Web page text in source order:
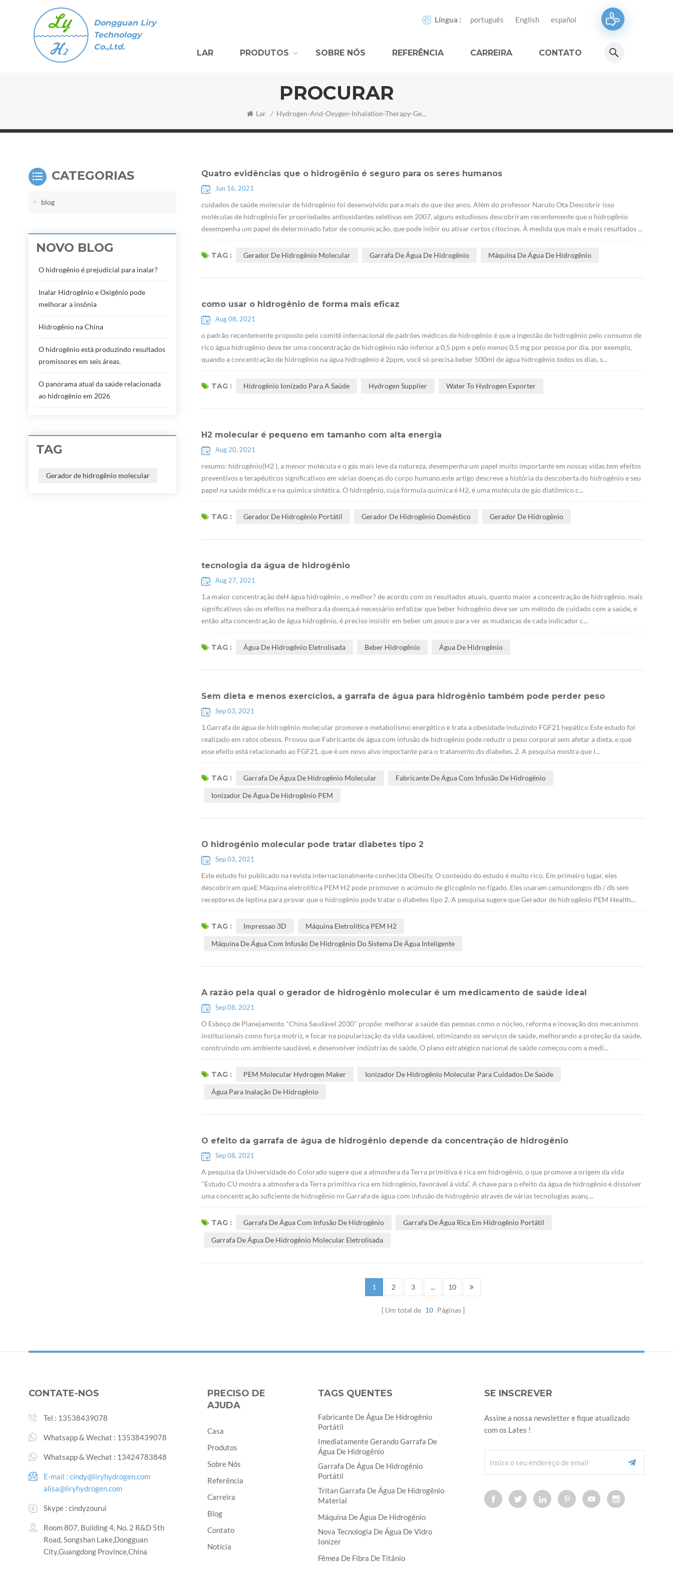
Dongguan Liry
Technology
Co.,Ltd.
Língua : português English español
LAR PRODUTOS SOBRE NÓS REFERÊNCIA CARREIRA CONTATO
PROCURAR
Lar / Hydrogen-And-Oxygen-Inhalation-Therapy-Generator
Quatro evidências que o hidrogênio é seguro para os seres humanos
Jun 16, 2021
cuidados de saúde molecular de hidrogênio foi desenvolvido para mais do que dez anos. Além do professor Naruto Ota Descobrir isso
moléculas de hidrogênioTer propriedades antioxidantes seletivas em 2007, alguns estudiosos descobriram recentemente que o hidrogênio
desempenha um papel de determinado fator de comunicação, que pode inibir ou ativar certos citocinas. À medida que mais e mais resultados ...
TAG : Gerador De Hidrogênio Molecular Garrafa De Água De Hidrogênio Máquina De Água De Hidrogênio
como usar o hidrogênio de forma mais eficaz
Aug 08, 2021
o padrão recentemente proposto pelo comitê internacional de padrões médicos de hidrogênio é que a ingestão de hidrogênio pelo consumo de
rico água hidrogênio deve ter uma concentração de hidrogênio não inferior a 0,5 ppm e pelo menos 0,5 mg por pessoa por dia. por exemplo,
quando a concentração de hidrogênio na água hidrogênio é 2ppm, você só precisa beber 500ml de água hidrogênio todos os dias, s...
TAG : Hidrogênio Ionizado Para A Saúde Hydrogen Supplier Water To Hydrogen Exporter
H2 molecular é pequeno em tamanho com alta energia
Aug 20, 2021
resumo: hidrogênio(H2 ), a menor molécula e o gás mais leve da natureza, desempenha um papel muito importante em nossas vidas.tem efeitos
preventivos e terapêuticos significativos em várias doenças do corpo humano.este artigo descreve a história da descoberta do hidrogênio e seu
papel na saúde médica e na química sintética. O hidrogênio, cuja fórmula química é H2, é uma molécula de gás diatômico c...
TAG : Gerador De Hidrogênio Portátil Gerador De Hidrogênio Doméstico Gerador De Hidrogênio
tecnologia da água de hidrogênio
Aug 27, 2021
1.a maior concentração deH água hidrogênio , o melhor? de acordo com os resultados atuais, quanto maior a concentração de hidrogênio, mais
significativos são os efeitos na melhora da doença.é necessário enfatizar que beber hidrogênio deve ser um método de cuidado com a saúde, e
então alta concentração de água hidrogênio, é preciso insistir em beber um pouco para ver as mudanças de cada indicador c...
TAG : Água De Hidrogênio Eletrolisada Beber Hidrogênio Água De Hidrogênio
Sem dieta e menos exercícios, a garrafa de água para hidrogênio também pode perder peso
Sep 03, 2021
1.Garrafa de água de hidrogênio molecular promove o metabolismo energético e trata a obesidade induzindo FGF21 hepático Este estudo foi
realizado em ratos obesos. Provou que Fabricante de água com infusão de hidrogênio pode reduzir o peso corporal sem afetar a dieta, e que
esse efeito está relacionado ao FGF21, que é um novo alvo importante para o tratamento do diabetes. 2. A pesquisa mostra que I...
TAG : Garrafa De Água De Hidrogênio Molecular Fabricante De Água Com Infusão De Hidrogênio
Ionizador De Água De Hidrogênio PEM
O hidrogênio molecular pode tratar diabetes tipo 2
Sep 03, 2021
Este estudo foi publicado na revista internacionalmente conhecida Obesity. O conteúdo do estudo é muito rico. Em primeiro lugar, eles
descobriram queE Máquina eletrolítica PEM H2 pode promover o acúmulo de glicogênio no fígado. Eles usaram camundongos db / db sem
receptores de leptina para provar que o hidrogênio pode tratar o diabetes tipo 2. A pesquisa sugere que Gerador de hidrogênio PEM Health...
TAG : Impressao 3D Máquina Eletrolítica PEM H2
Máquina De Água Com Infusão De Hidrogênio Do Sistema De Água Inteligente
A razão pela qual o gerador de hidrogênio molecular é um medicamento de saúde ideal
Sep 08, 2021
O Esboço de Planejamento "China Saudável 2030" propõe: melhorar a saúde das pessoas como o núcleo, reforma e inovação dos mecanismos
institucionais como força motriz, e focar na popularização da vida saudável, otimizando os serviços de saúde, melhorando a proteção da saúde,
construindo um ambiente saudável, e desenvolver indústrias de saúde. O plano estratégico nacional de saúde começou com a medi...
TAG : PEM Molecular Hydrogen Maker Ionizador De Hidrogênio Molecular Para Cuidados De Saúde
Água Para Inalação De Hidrogênio
O efeito da garrafa de água de hidrogênio depende da concentração de hidrogênio
Sep 08, 2021
A pesquisa da Universidade do Colorado sugere que a atmosfera da Terra primitiva é rica em hidrogênio, o que promove a origem da vida
"Estudo CU mostra a atmosfera da Terra primitiva rica em hidrogênio, favorável à vida". A chave para o efeito da água de hidrogênio é dissolver
uma concentração suficiente de hidrogênio no Garrafa de água com infusão de hidrogênio através de várias tecnologias avanç...
TAG : Garrafa De Água Com Infusão De Hidrogênio Garrafa De Água Rica Em Hidrogênio Portátil
Garrafa De Água De Hidrogênio Molecular Eletrolisada
1 2 3 ... 10
Um total de 10 Páginas
CATEGORIAS
blog
NOVO BLOG
O hidrogênio é prejudicial para inalar?
Inalar Hidrogênio e Oxigênio pode
melhorar a insônia
Hidrogênio na China
O hidrogênio está produzindo resultados
promissores em seis áreas.
O panorama atual da saúde relacionada
ao hidrogênio em 2026
TAG
Gerador de hidrogênio molecular
CONTATE-NOS
Tel : 13538439078
Whatsapp & Wechat : 13538439078
Whatsapp & Wechat : 13424783848
E-mail : cindy@liryhydrogen.com
alisa@liryhydrogen.com
Skype : cindyzourui
Room 807, Building 4, No. 2 R&D 5th
Road, Songshan Lake,Dongguan
City,Guangdong Province,China
SE INSCREVER
Assine a nossa newsletter e fique atualizado
com os Lates !
PRECISO DE
AJUDA
Casa
Produtos
Sobre Nós
Referência
Carreira
Blog
Contato
Notícia
TAGS QUENTES
Fabricante De Água De Hidrogênio
Portátil
Imediatamente Gerando Garrafa De
Água De Hidrogênio
Garrafa De Água De Hidrogênio
Portátil
Tritan Garrafa De Água De Hidrogênio
Material
Máquina De Água De Hidrogênio
Nova Tecnologia De Água De Vidro
Ionizer
Fêmea De Fibra De Titânio